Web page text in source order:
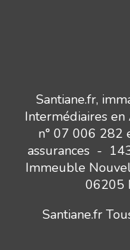
Santiane.fr,
Intermédiaires en
n° 07 006 282
assurances -
Immeuble
06205
Santiane.fr